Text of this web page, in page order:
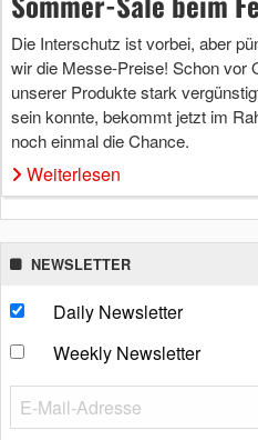
Die Interschutz ist vorbei, aber
wir die Messe-Preise! Schon vor
unserer Produkte stark
sein konnte, bekommt jetzt im
noch einmal die Chance.
Weiterlesen
NEWSLETTER
Daily Newsletter
Weekly Newsletter